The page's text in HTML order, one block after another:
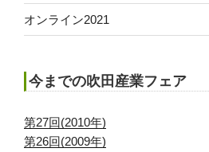
オンライン2021
今までの吹田産業フェア
第27回(2010年)
第26回(2009年)